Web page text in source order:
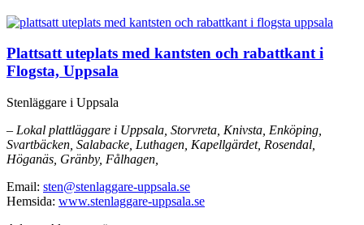
Plattsatt uteplats med kantsten och rabattkant i
Flogsta, Uppsala
Stenläggare i Uppsala
– Lokal plattläggare i Uppsala, Storvreta, Knivsta, Enköping,
Svartbäcken, Salabacke, Luthagen, Kapellgärdet, Rosendal,
Höganäs, Gränby, Fålhagen,
Email: sten@stenlaggare-uppsala.se
Hemsida: www.stenlaggare-uppsala.se